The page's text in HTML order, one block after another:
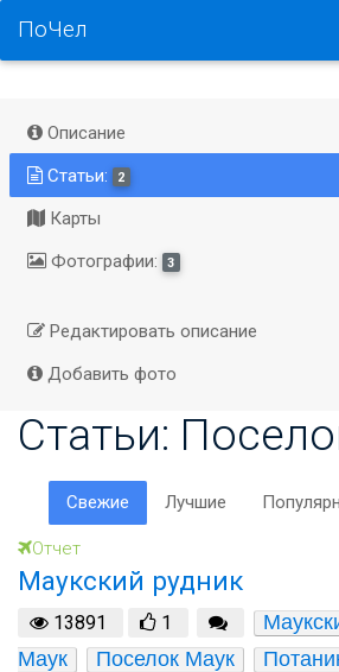
ПоЧел
Описание
Статьи:
2
Карты
Фотографии:
3
Редактировать описание
Добавить фото
Статьи:
Свежие Лучшие
Отчет
Маукский рудник
13891 1
Маук
Поселок Маук